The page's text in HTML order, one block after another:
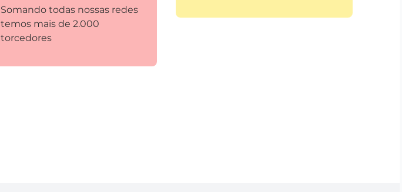
Somando todas nossas redes
temos mais de 2.000
torcedores